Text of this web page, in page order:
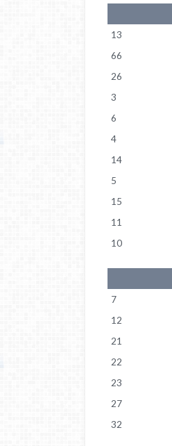
13
66
26
3
6
4
14
5
15
11
10
7
12
21
22
23
27
32